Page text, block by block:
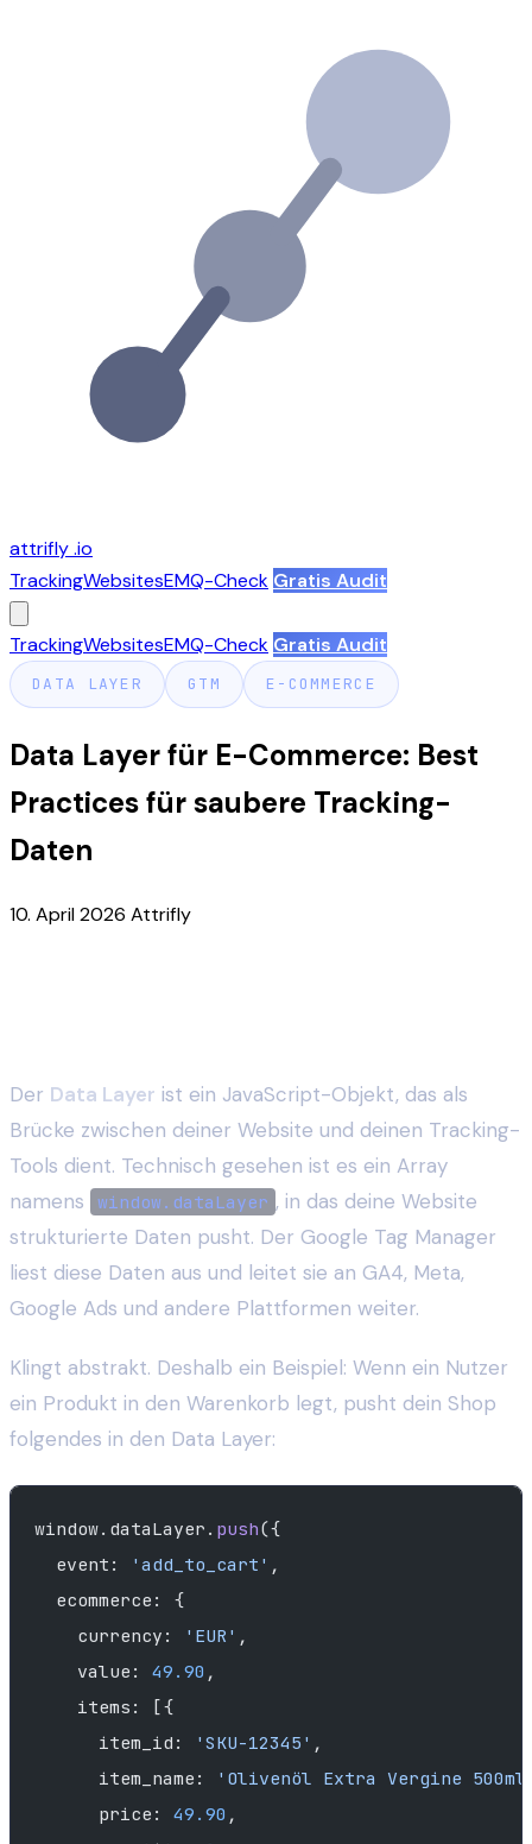
attrifly.io
TrackingWebsitesEMQ-Check Gratis Audit
TrackingWebsitesEMQ-Check Gratis Audit
DATA LAYER GTM E-COMMERCE
Data Layer für E-Commerce: Best
Practices für saubere Tracking-
Daten
10. April 2026 Attrifly
Der Data Layer ist ein JavaScript-Objekt, das als
Brücke zwischen deiner Website und deinen Tracking-
Tools dient. Technisch gesehen ist es ein Array
namens
window.dataLayer , in das deine Website
strukturierte Daten pusht. Der Google Tag Manager
liest diese Daten aus und leitet sie an GA4, Meta,
Google Ads und andere Plattformen weiter.
Klingt abstrakt. Deshalb ein Beispiel: Wenn ein Nutzer
ein Produkt in den Warenkorb legt, pusht dein Shop
folgendes in den Data Layer:
window.dataLayer. push({
  event:
'add_to_cart' ,
  ecommerce: {
    currency:
'EUR' ,
    value:
49.90 ,
    items: [{
      item_id:
'SKU-12345' ,
      item_name:
'Olivenöl Extra Vergine
      price:
49.90 ,